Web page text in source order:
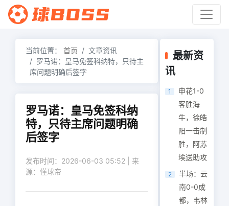
当前位置： 首页
文章资讯
罗马诺：皇马免签科纳特，只待主
席问题明确后签字
罗马诺：皇马免签科纳
特，只待主席问题明确
后签字
发布时间：2026-06-03 05:52 | 来
源：懂球帝
最新资
讯
1
申花1-0
客胜海
牛，徐皓
阳一击制
胜，阿苏
埃送助攻
2
半场：云
南0-0成
都，韦林